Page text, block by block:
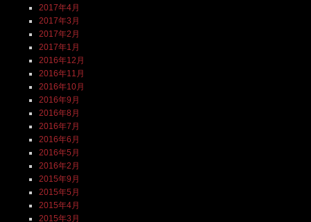
2017年4月
2017年3月
2017年2月
2017年1月
2016年12月
2016年11月
2016年10月
2016年9月
2016年8月
2016年7月
2016年6月
2016年5月
2016年2月
2015年9月
2015年5月
2015年4月
2015年3月